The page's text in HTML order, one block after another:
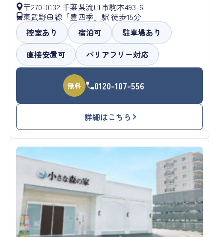
〒270-0132 千葉県流山市駒木493-6
東武野田線「豊四季」駅 徒歩15分
控室あり
宿泊可
駐車場あり
直接安置可
バリアフリー対応
無料 0120-107-556
詳細はこちら